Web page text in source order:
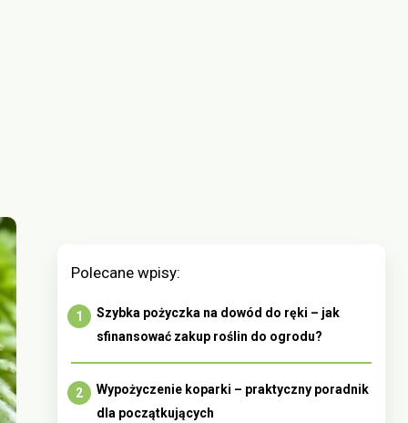
Polecane wpisy:
Szybka pożyczka na dowód do ręki – jak
sfinansować zakup roślin do ogrodu?
Wypożyczenie koparki – praktyczny poradnik
dla początkujących